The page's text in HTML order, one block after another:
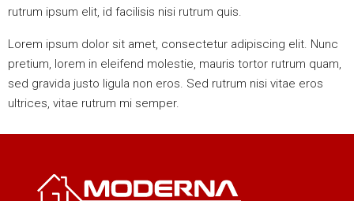
rutrum ipsum elit, id facilisis nisi rutrum quis.
Lorem ipsum dolor sit amet, consectetur adipiscing elit. Nunc
pretium, lorem in eleifend molestie, mauris tortor rutrum quam,
sed gravida justo ligula non eros. Sed rutrum nisi vitae eros
ultrices, vitae rutrum mi semper.